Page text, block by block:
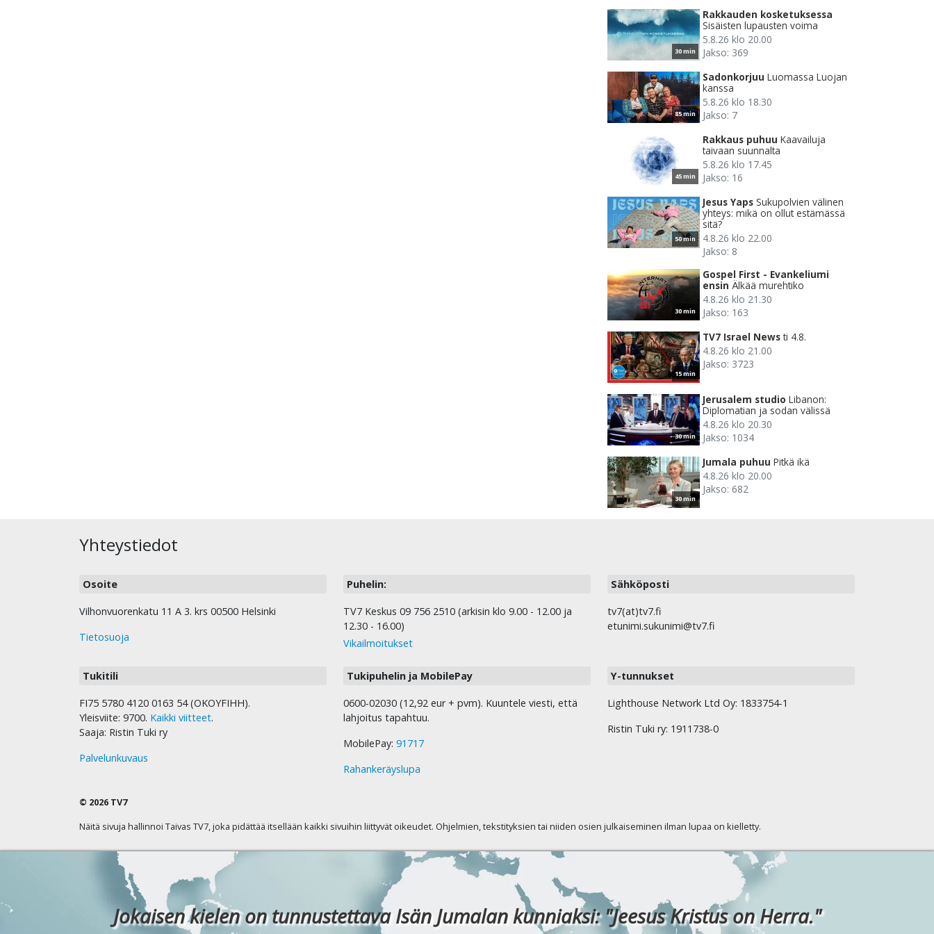
30 min
Rakkauden kosketuksessa
Sisäisten lupausten voima
5.8.26 klo 20.00
Jakso: 369
85 min
Sadonkorjuu Luomassa Luojan
kanssa
5.8.26 klo 18.30
Jakso: 7
45 min
Rakkaus puhuu Kaavailuja
taivaan suunnalta
5.8.26 klo 17.45
Jakso: 16
50 min
Jesus Yaps Sukupolvien välinen
yhteys: mikä on ollut estämässä
sitä?
4.8.26 klo 22.00
Jakso: 8
30 min
Gospel First - Evankeliumi
ensin Älkää murehtiko
4.8.26 klo 21.30
Jakso: 163
15 min
TV7 Israel News ti 4.8.
4.8.26 klo 21.00
Jakso: 3723
30 min
Jerusalem studio Libanon:
Diplomatian ja sodan välissä
4.8.26 klo 20.30
Jakso: 1034
30 min
Jumala puhuu Pitkä ikä
4.8.26 klo 20.00
Jakso: 682
Yhteystiedot
Osoite
Vilhonvuorenkatu 11 A 3. krs 00500 Helsinki
Tietosuoja
Puhelin:
TV7 Keskus 09 756 2510 (arkisin klo 9.00 - 12.00 ja
12.30 - 16.00)
Vikailmoitukset
Sähköposti
tv7(at)tv7.fi
etunimi.sukunimi@tv7.fi
Tukitili
FI75 5780 4120 0163 54 (OKOYFIHH).
Yleisviite: 9700. Kaikki viitteet.
Saaja: Ristin Tuki ry
Palvelunkuvaus
Tukipuhelin ja MobilePay
0600-02030 (12,92 eur + pvm). Kuuntele viesti, että
lahjoitus tapahtuu.
MobilePay: 91717
Rahankeräyslupa
Y-tunnukset
Lighthouse Network Ltd Oy: 1833754-1
Ristin Tuki ry: 1911738-0
© 2026 TV7
Näitä sivuja hallinnoi Taivas TV7, joka pidättää itsellään kaikki sivuihin liittyvät oikeudet. Ohjelmien, tekstityksien tai niiden osien julkaiseminen ilman lupaa on kielletty.
Jokaisen kielen on tunnustettava Isän Jumalan kunniaksi: "Jeesus Kristus on Herra."